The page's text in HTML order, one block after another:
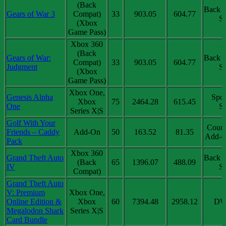
Gears of War 3
(Back
Compat)
(Xbox
Game Pass)
33 903.05 604.77
Back
Gears of War:
Judgment
Xbox 360
(Back
Compat)
(Xbox
Game Pass)
33 903.05 604.77
Back
Genesis Alpha
One
Xbox One,
Xbox
Series X|S
75 2464.28 615.45
Golf With Your
Friends – Caddy
Pack
Add-On 50 163.52 81.35
Add-
Grand Theft Auto
IV
Xbox 360
(Back
Compat)
65 1396.07 488.09
Back
Grand Theft Auto
V: Premium
Online Edition &
Megalodon Shark
Card Bundle
Xbox One,
Xbox
Series X|S
60 7394.48 2958.12